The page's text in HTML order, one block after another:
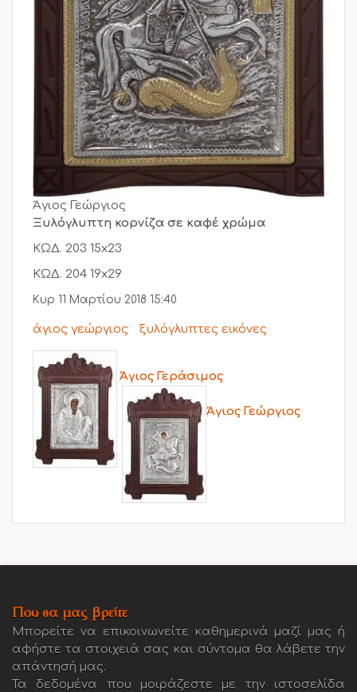
Άγιος Γεώργιος
Ξυλόγλυπτη κορνίζα σε καφέ χρώμα
ΚΩΔ. 203 15x23
ΚΩΔ. 204 19x29
Κυρ 11 Μαρτίου 2018 15:40
άγιος γεώργιος ξυλόγλυπτες εικόνες
Άγιος Γεράσιμος
Άγιος Γεώργιος
Που θα μας βρείτε
Μπορείτε να επικοινωνείτε καθημερινά μαζί μας ή
αφήστε τα στοιχειά σας και σύντομα θα λάβετε την
απάντησή μας.
Τα δεδομένα που μοιράζεστε με την ιστοσελίδα